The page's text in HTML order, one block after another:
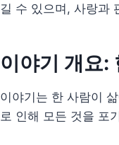
길 수 있으며, 사랑과
이야기 개요:
이야기는 한 사람이
로 인해 모든 것을 포